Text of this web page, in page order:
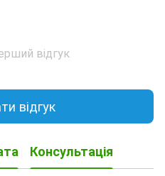
відгук
відгук
Консультація